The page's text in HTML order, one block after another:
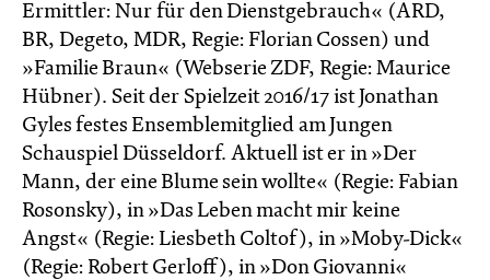
Ermittler: Nur für den Dienstgebrauch« (ARD,
BR, Degeto, MDR, Regie: Florian Cossen) und
»Familie Braun« (Webserie ZDF, Regie: Maurice
Hübner). Seit der Spielzeit 2016/17 ist Jonathan
Gyles festes Ensemblemitglied am Jungen
Schauspiel Düsseldorf. Aktuell ist er in »Der
Mann, der eine Blume sein wollte« (Regie: Fabian
Rosonsky), in »Das Leben macht mir keine
Angst« (Regie: Liesbeth Coltof), in »Moby-Dick«
(Regie: Robert Gerloff), in »Don Giovanni«